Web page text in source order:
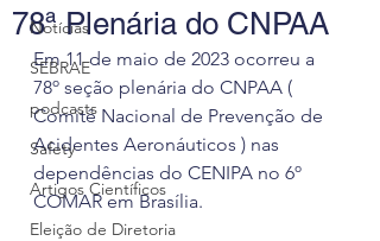
Notícias
SEBRAE
podcasts
Safety
Artigos Científicos
Eleição de Diretoria
78ª Plenária do CNPAA
Em 11 de maio de 2023 ocorreu a
78º seção plenária do CNPAA (
Comitê Nacional de Prevenção de
Acidentes Aeronáuticos ) nas
dependências do CENIPA no 6º
COMAR em Brasília.